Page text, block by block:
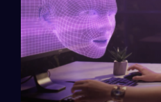
Tvorba a